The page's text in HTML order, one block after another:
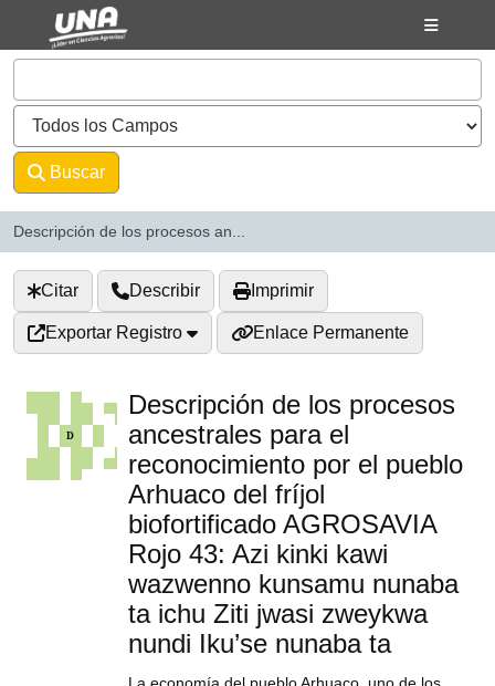
Saltar al contenido
VuFind
Buscar
Descripción de los procesos an...
Citar Describir Imprimir
Exportar Registro Enlace Permanente
Descripción de los procesos
ancestrales para el
reconocimiento por el pueblo
Arhuaco del fríjol
biofortificado AGROSAVIA
Rojo 43: Azi kinki kawi
wazwenno kunsamu nunaba
ta ichu Ziti jwasi zweykwa
nundi Iku’se nunaba ta